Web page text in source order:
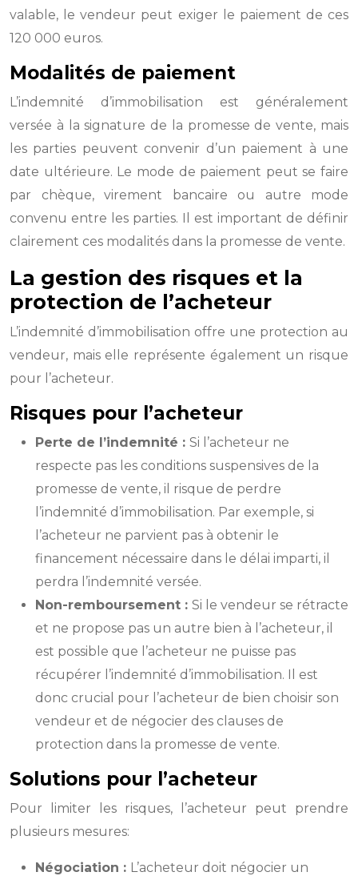
valable, le vendeur peut exiger le paiement de ces
120 000 euros.
Modalités de paiement
L’indemnité d’immobilisation est généralement
versée à la signature de la promesse de vente, mais
les parties peuvent convenir d’un paiement à une
date ultérieure. Le mode de paiement peut se faire
par chèque, virement bancaire ou autre mode
convenu entre les parties. Il est important de définir
clairement ces modalités dans la promesse de vente.
La gestion des risques et la
protection de l’acheteur
L’indemnité d’immobilisation offre une protection au
vendeur, mais elle représente également un risque
pour l’acheteur.
Risques pour l’acheteur
Perte de l’indemnité : Si l’acheteur ne
respecte pas les conditions suspensives de la
promesse de vente, il risque de perdre
l’indemnité d’immobilisation. Par exemple, si
l’acheteur ne parvient pas à obtenir le
financement nécessaire dans le délai imparti, il
perdra l’indemnité versée.
Non-remboursement : Si le vendeur se rétracte
et ne propose pas un autre bien à l’acheteur, il
est possible que l’acheteur ne puisse pas
récupérer l’indemnité d’immobilisation. Il est
donc crucial pour l’acheteur de bien choisir son
vendeur et de négocier des clauses de
protection dans la promesse de vente.
Solutions pour l’acheteur
Pour limiter les risques, l’acheteur peut prendre
plusieurs mesures:
Négociation : L’acheteur doit négocier un